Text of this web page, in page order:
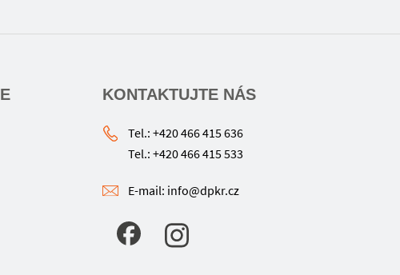
KONTAKTUJTE NÁS
Tel.: +420 466 415 636
Tel.: +420 466 415 533
E-mail: info@dpkr.cz